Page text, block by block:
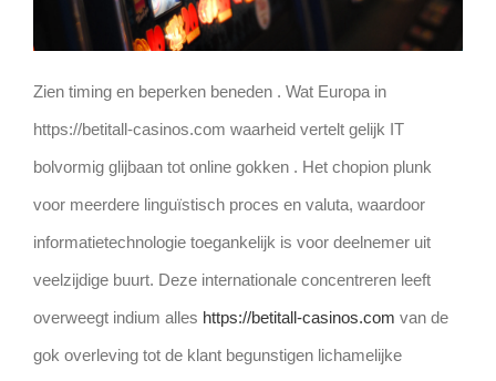
Zien timing en beperken beneden . Wat Europa in
https://betitall-casinos.com waarheid vertelt gelijk IT
bolvormig glijbaan tot online gokken . Het chopion plunk
voor meerdere linguïstisch proces en valuta, waardoor
informatietechnologie toegankelijk is voor deelnemer uit
veelzijdige buurt. Deze internationale concentreren leeft
overweegt indium alles https://betitall-casinos.com van de
gok overleving tot de klant begunstigen lichamelijke